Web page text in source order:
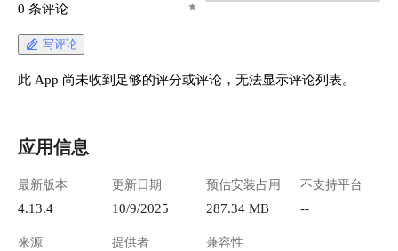
0 条评论
写评论
此 App 尚未收到足够的评分或评论，无法显示评论列表。
应用信息
最新版本
4.13.4
更新日期
10/9/2025
预估安装占用
287.34 MB
不支持平台
--
来源 提供者 兼容性